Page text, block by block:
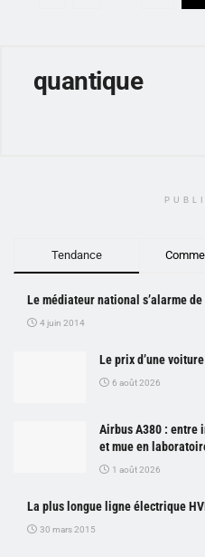
quantique
Tendance
Le médiateur national s’alarme
4 juin 2014
Le prix d’une
6 août 2026
Airbus A380 : entre
et mue en
1 août 2026
La plus longue ligne électrique
30 mars 2015